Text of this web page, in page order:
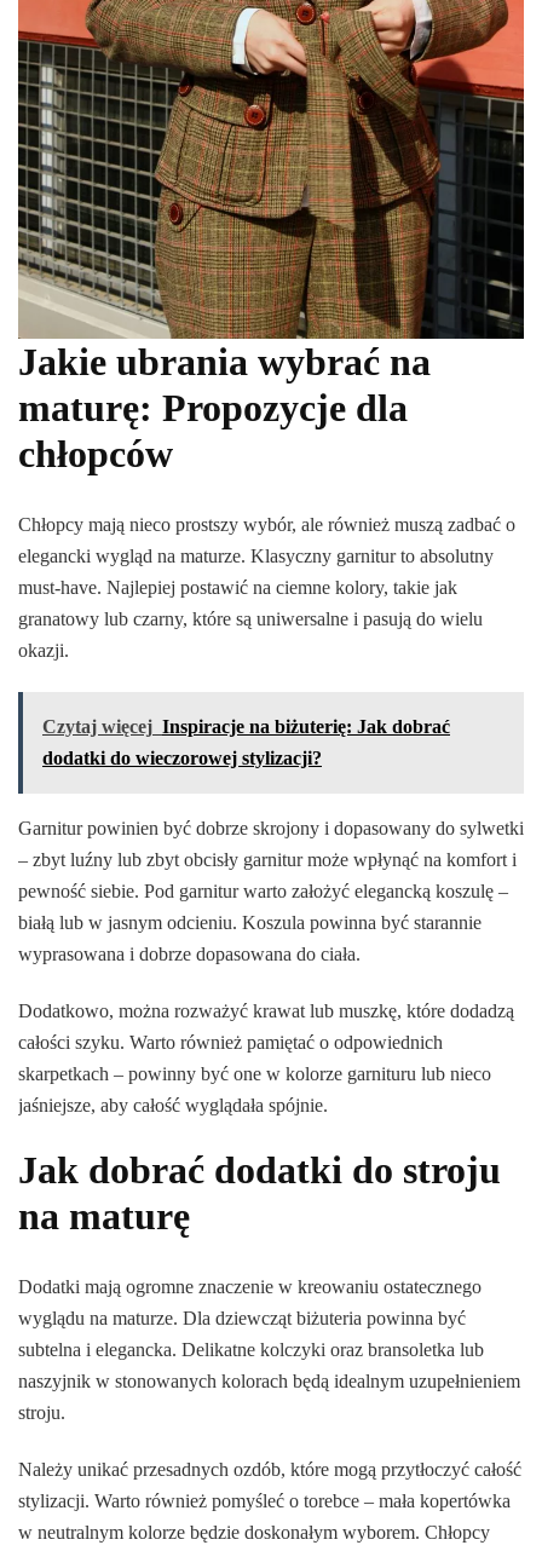
Jakie ubrania wybrać na
maturę: Propozycje dla
chłopców
Chłopcy mają nieco prostszy wybór, ale również muszą zadbać o
elegancki wygląd na maturze. Klasyczny garnitur to absolutny
must-have. Najlepiej postawić na ciemne kolory, takie jak
granatowy lub czarny, które są uniwersalne i pasują do wielu
okazji.
Czytaj więcej Inspiracje na biżuterię: Jak dobrać
dodatki do wieczorowej stylizacji?
Garnitur powinien być dobrze skrojony i dopasowany do sylwetki
– zbyt luźny lub zbyt obcisły garnitur może wpłynąć na komfort i
pewność siebie. Pod garnitur warto założyć elegancką koszulę –
białą lub w jasnym odcieniu. Koszula powinna być starannie
wyprasowana i dobrze dopasowana do ciała.
Dodatkowo, można rozważyć krawat lub muszkę, które dodadzą
całości szyku. Warto również pamiętać o odpowiednich
skarpetkach – powinny być one w kolorze garnituru lub nieco
jaśniejsze, aby całość wyglądała spójnie.
Jak dobrać dodatki do stroju
na maturę
Dodatki mają ogromne znaczenie w kreowaniu ostatecznego
wyglądu na maturze. Dla dziewcząt biżuteria powinna być
subtelna i elegancka. Delikatne kolczyki oraz bransoletka lub
naszyjnik w stonowanych kolorach będą idealnym uzupełnieniem
stroju.
Należy unikać przesadnych ozdób, które mogą przytłoczyć całość
stylizacji. Warto również pomyśleć o torebce – mała kopertówka
w neutralnym kolorze będzie doskonałym wyborem. Chłopcy